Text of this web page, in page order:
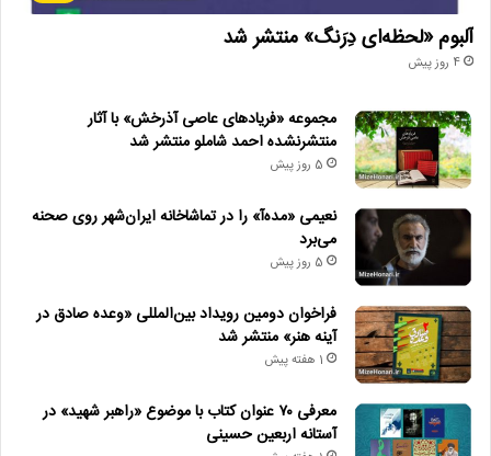
آلبوم «لحظه‌ای دِرَنگ» منتشر شد
4 روز پیش
مجموعه «فریادهای عاصی آذرخش» با آثار
منتشرنشده احمد شاملو منتشر شد
5 روز پیش
نعیمی «مده‌آ» را در تماشاخانه ایران‌شهر روی صحنه
می‌برد
5 روز پیش
فراخوان دومین رویداد بین‌المللی «وعده صادق در
آینه هنر» منتشر شد
1 هفته پیش
معرفی ۷۰ عنوان کتاب با موضوع «راهبر شهید» در
آستانه اربعین حسینی